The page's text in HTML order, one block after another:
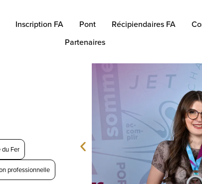
Inscription FA Pont Récipiendaires FA
Partenaires
Fer
professionnelle